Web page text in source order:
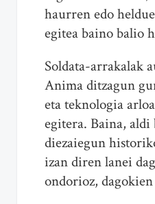
haurren edo
egitea baino balio
Soldata-arrakalak
Anima ditzagun
eta teknologia
egitera. Baina, aldi
diezaiegun
izan diren lanei
ondorioz,